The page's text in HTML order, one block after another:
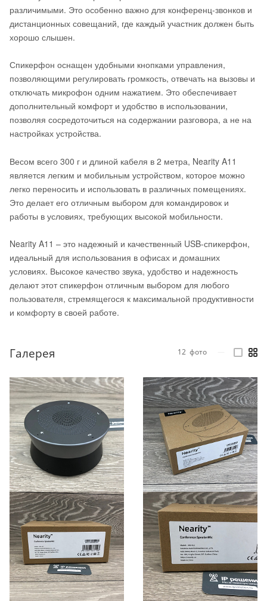
различимыми. Это особенно важно для конференц-звонков и
дистанционных совещаний, где каждый участник должен быть
хорошо слышен.
Спикерфон оснащен удобными кнопками управления,
позволяющими регулировать громкость, отвечать на вызовы и
отключать микрофон одним нажатием. Это обеспечивает
дополнительный комфорт и удобство в использовании,
позволяя сосредоточиться на содержании разговора, а не на
настройках устройства.
Весом всего 300 г и длиной кабеля в 2 метра, Nearity A11
является легким и мобильным устройством, которое можно
легко переносить и использовать в различных помещениях.
Это делает его отличным выбором для командировок и
работы в условиях, требующих высокой мобильности.
Nearity A11 – это надежный и качественный USB-спикерфон,
идеальный для использования в офисах и домашних
условиях. Высокое качество звука, удобство и надежность
делают этот спикерфон отличным выбором для любого
пользователя, стремящегося к максимальной продуктивности
и комфорту в своей работе.
Галерея 12 фото